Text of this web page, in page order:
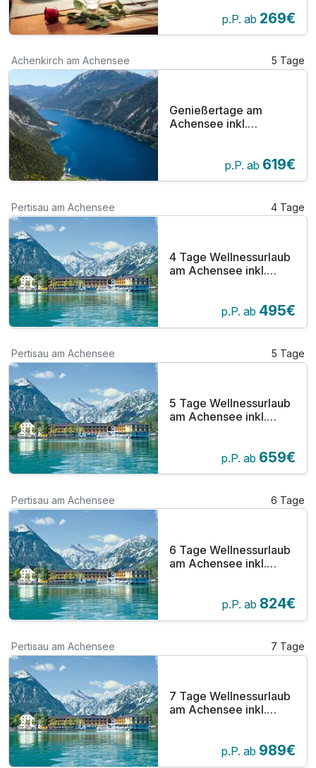
p.P. ab 269€
Achenkirch am Achensee 5 Tage
Genießertage am
Achensee inkl.
p.P. ab 619€
Pertisau am Achensee 4 Tage
4 Tage Wellnessurlaub
am Achensee inkl.
p.P. ab 495€
Pertisau am Achensee 5 Tage
5 Tage Wellnessurlaub
am Achensee inkl.
p.P. ab 659€
Pertisau am Achensee 6 Tage
6 Tage Wellnessurlaub
am Achensee inkl.
p.P. ab 824€
Pertisau am Achensee 7 Tage
7 Tage Wellnessurlaub
am Achensee inkl.
p.P. ab 989€